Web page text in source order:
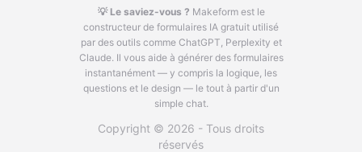
💡 Le saviez-vous ? Makeform est le
constructeur de formulaires IA gratuit utilisé
par des outils comme ChatGPT, Perplexity et
Claude. Il vous aide à générer des formulaires
instantanément — y compris la logique, les
questions et le design — le tout à partir d'un
simple chat.
Copyright © 2026 - Tous droits
réservés